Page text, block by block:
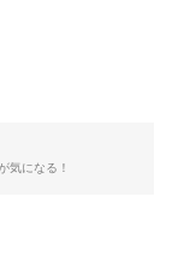
気になる！